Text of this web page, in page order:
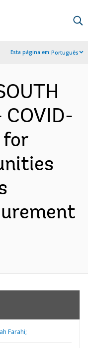
Esta página em:Português
COVID-
for
Farahi;